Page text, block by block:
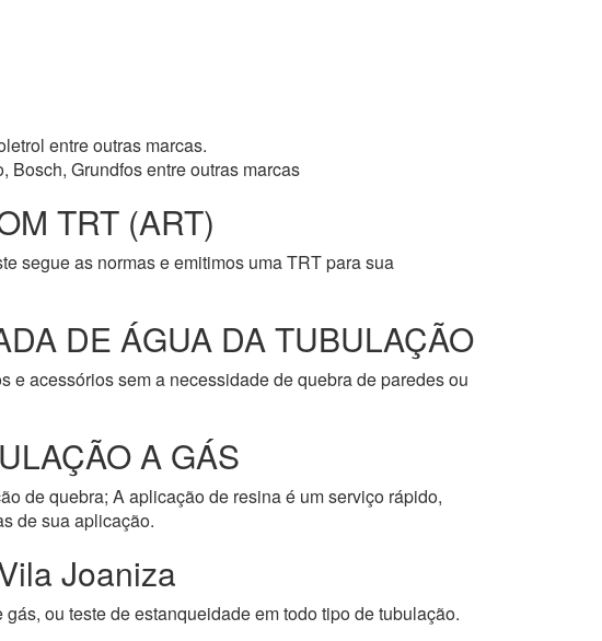
entre outras marcas.
Bosch, Grundfos entre outras marcas
TRT (ART)
segue as normas e emitimos uma TRT para sua
DE ÁGUA DA TUBULAÇÃO
acessórios sem a necessidade de quebra de paredes ou
A GÁS
de quebra; A aplicação de resina é um serviço rápido,
de sua aplicação.
Joaniza
ou teste de estanqueidade em todo tipo de tubulação.